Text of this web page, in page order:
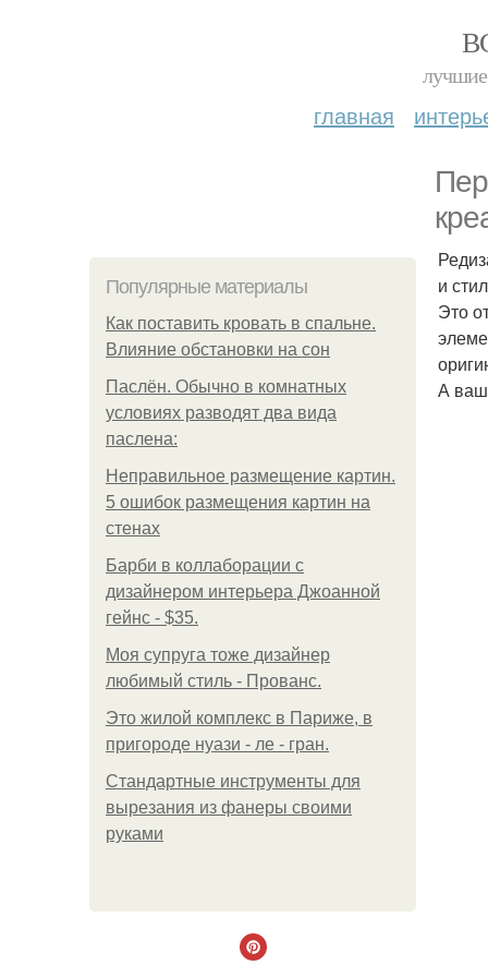
лучшие
главная
Популярные материалы
Как поставить кровать в спальне.
Влияние обстановки на сон
Паслён. Обычно в комнатных
условиях разводят два вида
паслена:
Неправильное размещение картин.
5 ошибок размещения картин на
стенах
Барби в коллаборации с
дизайнером интерьера Джоанной
гейнс - $35.
Моя супруга тоже дизайнер
любимый стиль - Прованс.
Это жилой комплекс в Париже, в
пригороде нуази - ле - гран.
Стандартные инструменты для
вырезания из фанеры своими
руками
и
Это
А